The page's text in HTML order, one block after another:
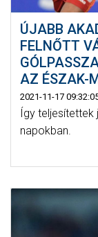
ÚJABB
FELNŐTT
AZ ÉSZAK-
2021-11-17
Így teljesítettek
napokban.